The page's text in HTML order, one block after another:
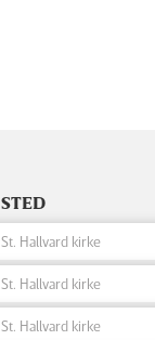
STED
St. Hallvard kirke
St. Hallvard kirke
St. Hallvard kirke